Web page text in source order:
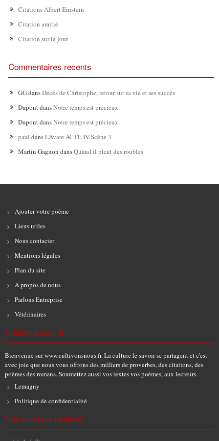
Citations Albert Einstein
Citation amitié
Citation sur le jour
Commentaires recents
GGdansDécès de Christophe, retour sur sa vie et ses succès
DupontdansNotre temps est précieux.
DupontdansNotre temps est précieux.
paul dansL’Avare ACTE IV Scène 3
Martin Gagnon dansQuand il pleut des roubles
Ajouter votre poème
Liens utiles
Nous contacter
Mentions légales
Plan du site
A propos de nous
Parlons Entreprise
Vétérinaires
Cultivonsnous.fr
Bienvenue sur www.cultivonsnous.fr. La culture le savoir se partagent et c'est
avec joie que nous vous offrons des milliers de proverbes, des citations, des
poèmes des romans. Soumettez aussi vos textes vos poèmes, aux lecteurs.
Lemagny
Politique de confidentialité
Nos sites partenaires